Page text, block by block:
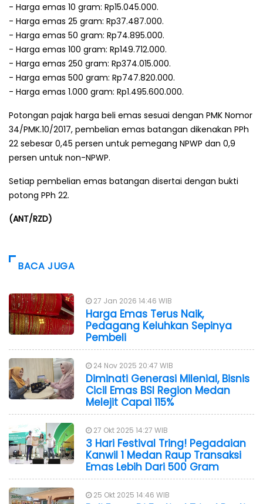
- Harga emas 10 gram: Rp15.045.000.
- Harga emas 25 gram: Rp37.487.000.
- Harga emas 50 gram: Rp74.895.000.
- Harga emas 100 gram: Rp149.712.000.
- Harga emas 250 gram: Rp374.015.000.
- Harga emas 500 gram: Rp747.820.000.
- Harga emas 1.000 gram: Rp1.495.600.000.
Potongan pajak harga beli emas sesuai dengan PMK Nomor
34/PMK.10/2017, pembelian emas batangan dikenakan PPh
22 sebesar 0,45 persen untuk pemegang NPWP dan 0,9
persen untuk non-NPWP.
Setiap pembelian emas batangan disertai dengan bukti
potong PPh 22.
(ANT/RZD)
BACA JUGA
27 Jan 2026 14:46 WIB
Harga Emas Terus Naik,
Pedagang Keluhkan Sepinya
Pembeli
24 Nov 2025 20:47 WIB
Diminati Generasi Milenial, Bisnis
Cicil Emas BSI Region Medan
Melejit Capai 115%
27 Okt 2025 14:27 WIB
3 Hari Festival Tring! Pegadaian
Kanwil 1 Medan Raup Transaksi
Emas Lebih Dari 500 Gram
25 Okt 2025 14:46 WIB